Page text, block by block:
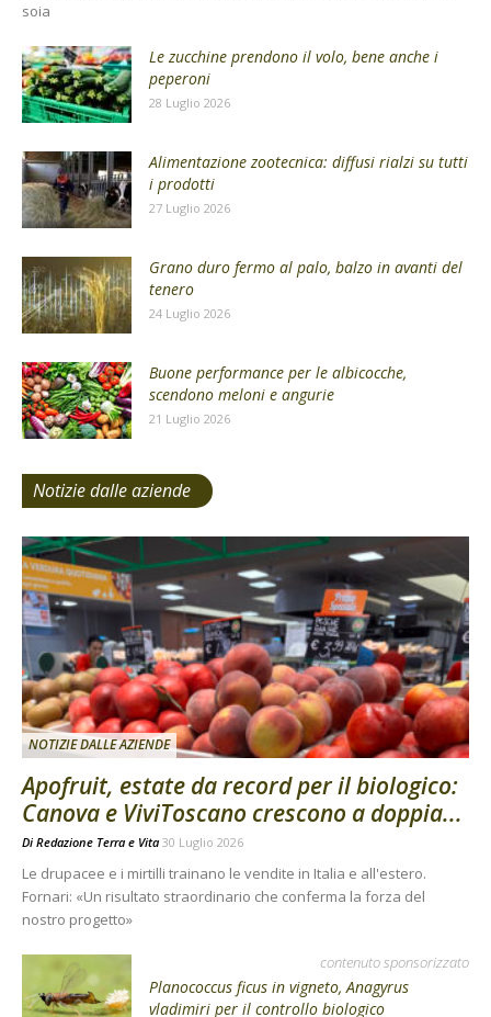
soia
Le zucchine prendono il volo, bene anche i
peperoni
28 Luglio 2026
Alimentazione zootecnica: diffusi rialzi su tutti
i prodotti
27 Luglio 2026
Grano duro fermo al palo, balzo in avanti del
tenero
24 Luglio 2026
Buone performance per le albicocche,
scendono meloni e angurie
21 Luglio 2026
Notizie dalle aziende
NOTIZIE DALLE AZIENDE
Apofruit, estate da record per il biologico:
Canova e ViviToscano crescono a doppia...
Di Redazione Terra e Vita 30 Luglio 2026
Le drupacee e i mirtilli trainano le vendite in Italia e all'estero.
Fornari: «Un risultato straordinario che conferma la forza del
nostro progetto»
contenuto sponsorizzato
Planococcus ficus in vigneto, Anagyrus
vladimiri per il controllo biologico